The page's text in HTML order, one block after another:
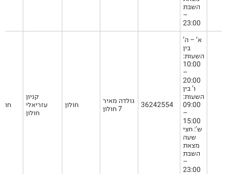
השבת
–
23:00
קניון
עזריאלי
חולון
חולון
גולדה מאיר
7 חולון
36242554
א’ – ה’
בין
השעות:
10:00
–
20:00
ו’ בין
השעות:
09:00
–
15:00
ש’: חצי
שעה
מצאת
השבת
–
23:00